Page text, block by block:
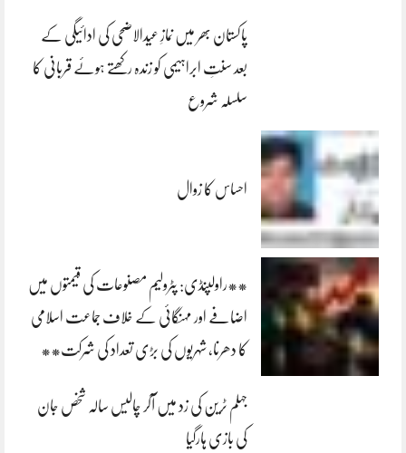
پاکستان بھر میں نمازِ عیدالاضحی کی ادائیگی کے
بعد سنتِ ابراہیمی کو زندہ رکھتے ہوئے قربانی کا
سلسلہ شروع
احساس کا زوال
**راولپنڈی: پٹرولیم مصنوعات کی قیمتوں میں
اضافے اور مہنگائی کے خلاف جماعت اسلامی
کا دھرنا، شہریوں کی بڑی تعداد کی شرکت**
جہلم ٹرین کی زد میں آکر چالیس سالہ شخص جان
کی بازی ہارگیا